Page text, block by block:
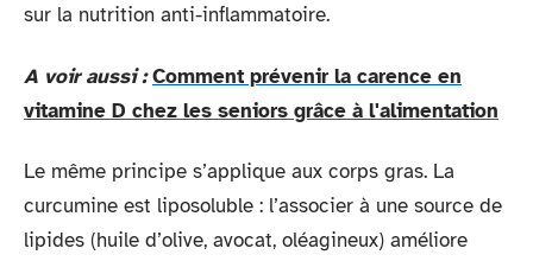
sur la nutrition anti-inflammatoire.
A voir aussi : Comment prévenir la carence en
vitamine D chez les seniors grâce à l'alimentation
Le même principe s’applique aux corps gras. La
curcumine est liposoluble : l’associer à une source de
lipides (huile d’olive, avocat, oléagineux) améliore